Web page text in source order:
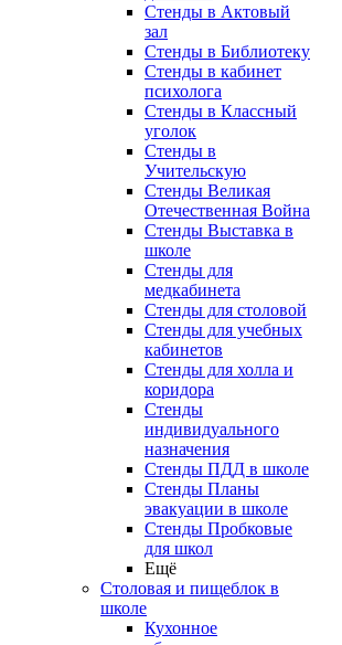
Стенды в Актовый
зал
Стенды в Библиотеку
Стенды в кабинет
психолога
Стенды в Классный
уголок
Стенды в
Учительскую
Стенды Великая
Отечественная Война
Стенды Выставка в
школе
Стенды для
медкабинета
Стенды для столовой
Стенды для учебных
кабинетов
Стенды для холла и
коридора
Стенды
индивидуального
назначения
Стенды ПДД в школе
Стенды Планы
эвакуации в школе
Стенды Пробковые
для школ
Ещё
Столовая и пищеблок в
школе
Кухонное